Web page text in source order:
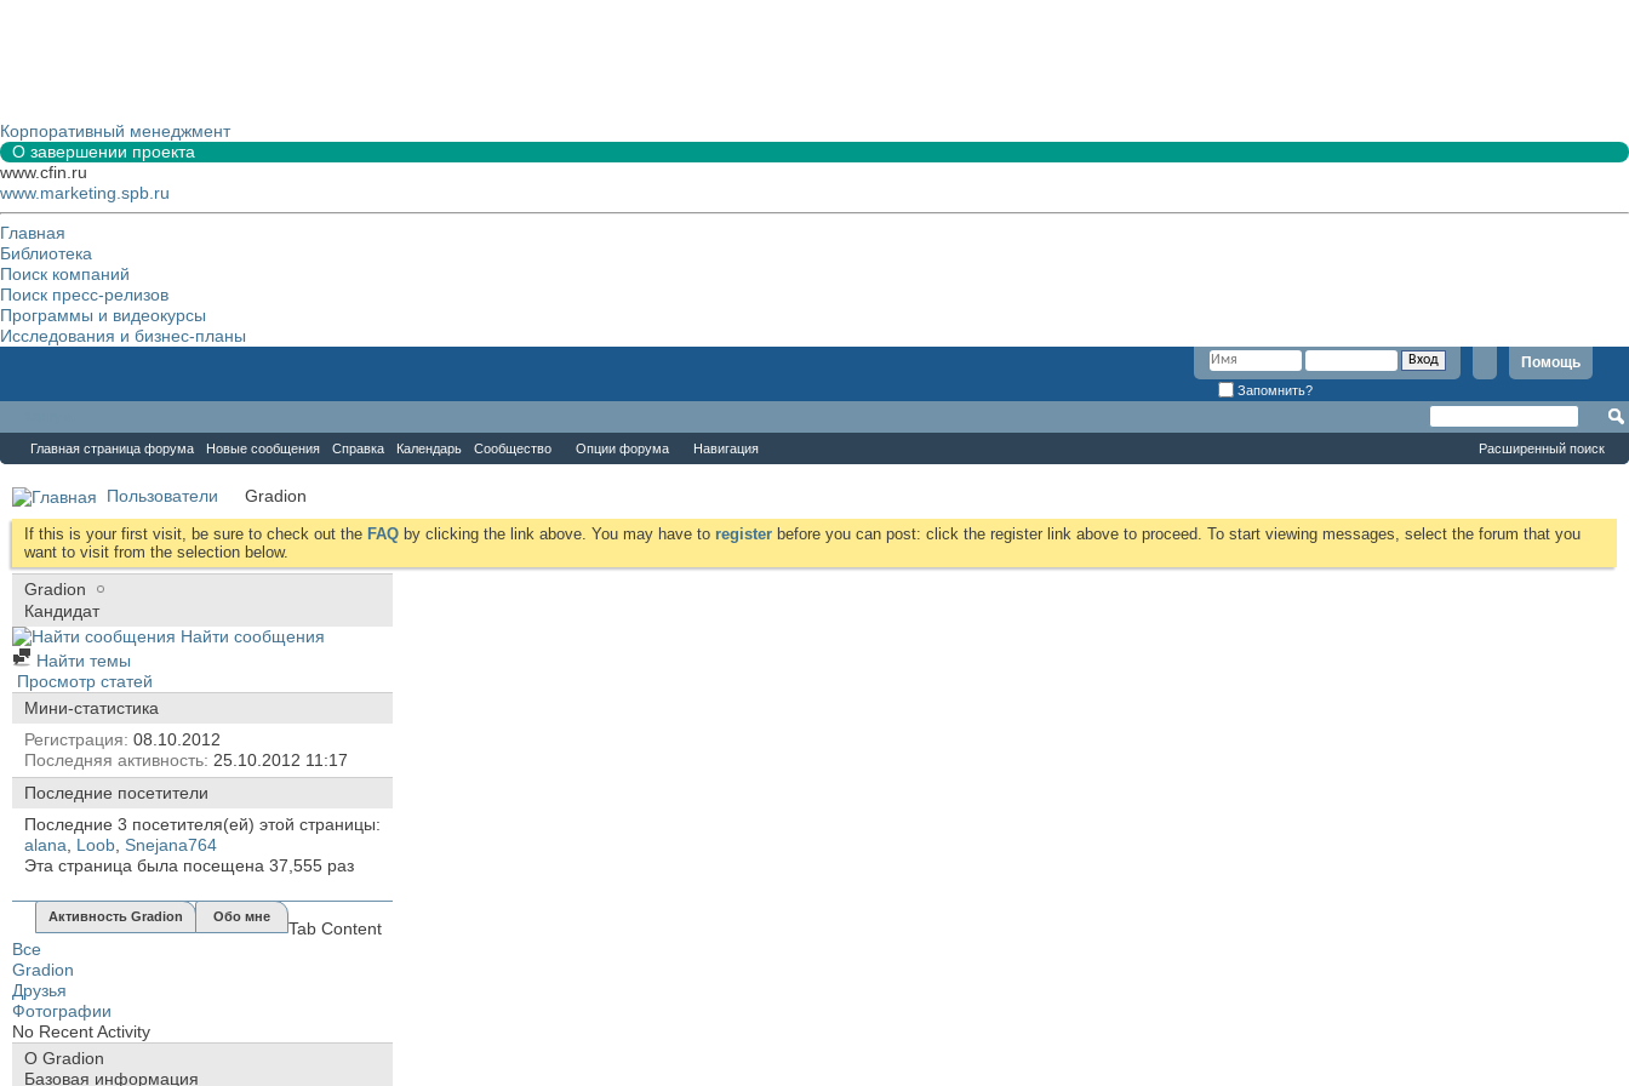
Корпоративный менеджмент
О завершении проекта
www.cfin.ru
www.marketing.spb.ru
Главная
Библиотека
Поиск компаний
Поиск пресс-релизов
Программы и видеокурсы
Исследования и бизнес-планы
Помощь
Запомнить?
Главная страница форума Новые сообщения Справка Календарь Сообщество Опции форума Навигация Расширенный поиск
Пользователи Gradion
If this is your first visit, be sure to check out the FAQ by clicking the link above. You may have to register before you can post: click the register link above to proceed. To start viewing messages, select the forum that you
want to visit from the selection below.
Gradion
Кандидат
Найти сообщения
Найти темы
Просмотр статей
Мини-статистика
Регистрация 08.10.2012
Последняя активность 25.10.2012 11:17
Последние посетители
Последние 3 посетителя(ей) этой страницы:
alana, Loob, Snejana764
Эта страница была посещена 37,555 раз
Активность Gradion Обо мне
Tab Content
Все
Gradion
Друзья
Фотографии
No Recent Activity
О Gradion
Базовая информация